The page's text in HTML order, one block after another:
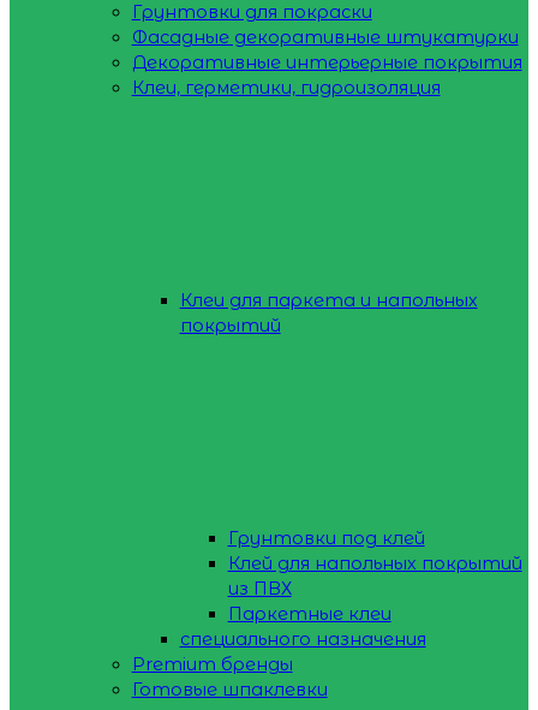
Грунтовки для покраски
Фасадные декоративные штукатурки
Декоративные интерьерные покрытия
Клеи, герметики, гидроизоляция
Клеи для паркета и напольных
покрытий
Грунтовки под клей
Клей для напольных покрытий
из ПВХ
Паркетные клеи
специального назначения
Premium бренды
Готовые шпаклевки